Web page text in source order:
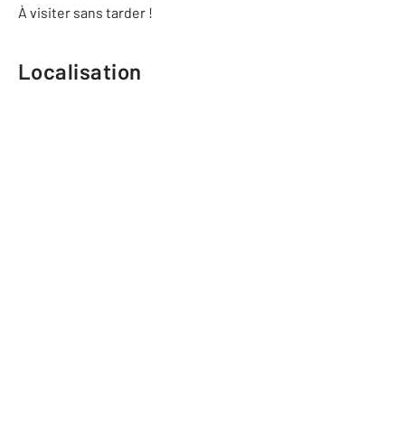
À visiter sans tarder !
Localisation